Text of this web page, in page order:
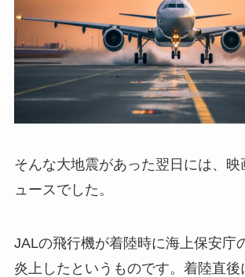
そんな大地震があった翌日には、映
ュースでした。
JALの飛行機が着陸時に海上保安庁
炎上したというものです。着陸直後